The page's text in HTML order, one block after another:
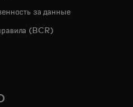
за данные
(BCR)